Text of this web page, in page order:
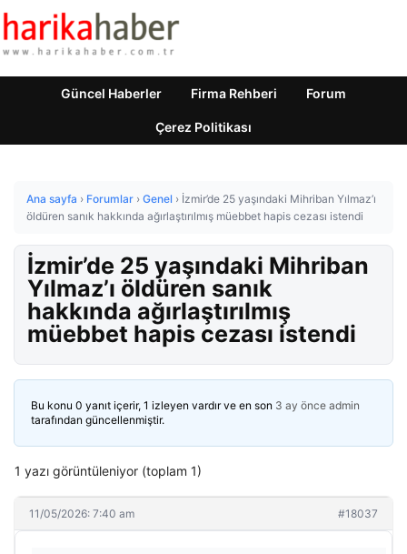
Güncel Haberler Firma Rehberi Forum
Çerez Politikası
Ana sayfa › Forumlar › Genel › İzmir’de 25 yaşındaki Mihriban Yılmaz’ı
öldüren sanık hakkında ağırlaştırılmış müebbet hapis cezası istendi
İzmir’de 25 yaşındaki Mihriban
Yılmaz’ı öldüren sanık
hakkında ağırlaştırılmış
müebbet hapis cezası istendi
Bu konu 0 yanıt içerir, 1 izleyen vardır ve en son 3 ay önce admin
tarafından güncellenmiştir.
1 yazı görüntüleniyor (toplam 1)
11/05/2026: 7:40 am #18037